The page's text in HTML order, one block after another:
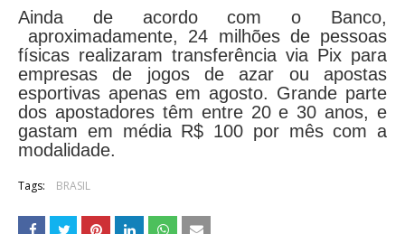
Ainda de acordo com o Banco,
aproximadamente, 24 milhões de pessoas
físicas realizaram transferência via Pix para
empresas de jogos de azar ou apostas
esportivas apenas em agosto. Grande parte
dos apostadores têm entre 20 e 30 anos, e
gastam em média R$ 100 por mês com a
modalidade.
Tags: BRASIL